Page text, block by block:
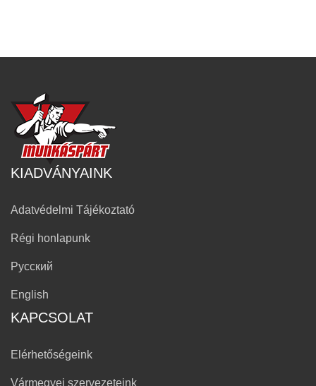
KIADVÁNYAINK
Adatvédelmi Tájékoztató
Régi honlapunk
Русский
English
KAPCSOLAT
Elérhetőségeink
Vármegyei szervezeteink